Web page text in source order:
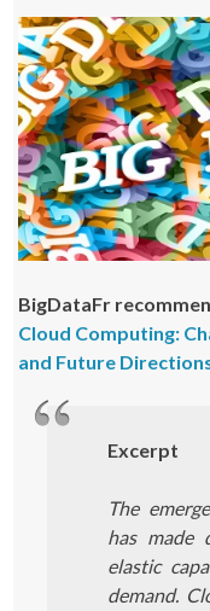
BigDataFr
Cloud Computing:
and Future
Excerpt
The
has made
elastic
demand.